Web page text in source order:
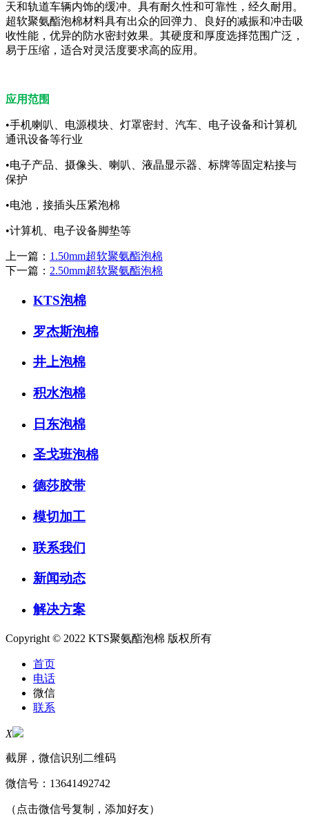
天和轨道车辆内饰的缓冲。具有耐久性和可靠性，经久耐用。
超软聚氨酯泡棉材料具有出众的回弹力、良好的减振和冲击吸
收性能，优异的防水密封效果。其硬度和厚度选择范围广泛，
易于压缩，适合对灵活度要求高的应用。
应用范围
•手机喇叭、电源模块、灯罩密封、汽车、电子设备和计算机
通讯设备等行业
•电子产品、摄像头、喇叭、液晶显示器、标牌等固定粘接与
保护
•电池，接插头压紧泡棉
•计算机、电子设备脚垫等
上一篇： 1.50mm超软聚氨酯泡棉
下一篇： 2.50mm超软聚氨酯泡棉
KTS泡棉
罗杰斯泡棉
井上泡棉
积水泡棉
日东泡棉
圣戈班泡棉
德莎胶带
模切加工
联系我们
新闻动态
解决方案
Copyright © 2022 KTS聚氨酯泡棉 版权所有
首页
电话
微信
联系
X
截屏，微信识别二维码
微信号： 13641492742
（点击微信号复制，添加好友）